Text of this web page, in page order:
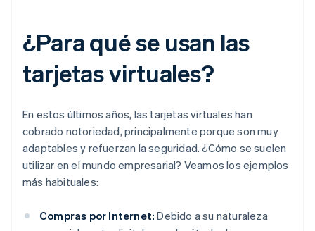
¿Para qué se usan las
tarjetas virtuales?
En estos últimos años, las tarjetas virtuales han
cobrado notoriedad, principalmente porque son muy
adaptables y refuerzan la seguridad. ¿Cómo se suelen
utilizar en el mundo empresarial? Veamos los ejemplos
más habituales:
Compras por Internet: Debido a su naturaleza